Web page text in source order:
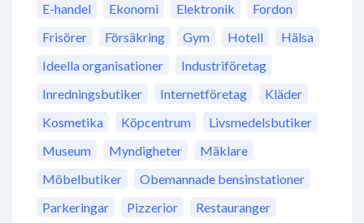
E-handel
Ekonomi Elektronik
Fordon
Frisörer
Försäkring Gym Hotell
Hälsa
Ideella organisationer
Industriföretag
Inredningsbutiker
Internetföretag
Kläder
Kosmetika
Köpcentrum
Livsmedelsbutiker
Museum
Myndigheter
Mäklare
Möbelbutiker
Obemannade bensinstationer
Parkeringar
Pizzerior
Restauranger